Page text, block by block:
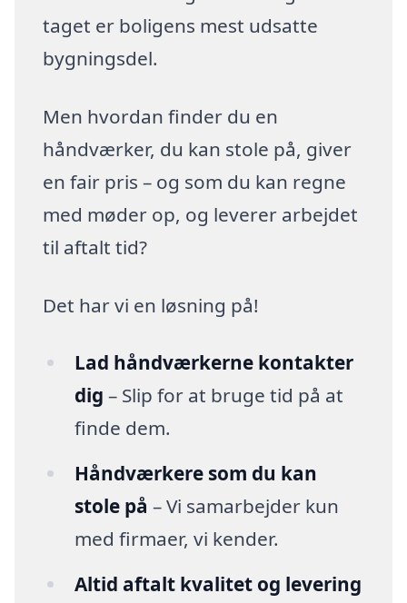
taget er boligens mest udsatte
bygningsdel.
Men hvordan finder du en
håndværker, du kan stole på, giver
en fair pris – og som du kan regne
med møder op, og leverer arbejdet
til aftalt tid?
Det har vi en løsning på!
Lad håndværkerne kontakter
dig – Slip for at bruge tid på at
finde dem.
Håndværkere som du kan
stole på – Vi samarbejder kun
med firmaer, vi kender.
Altid aftalt kvalitet og levering